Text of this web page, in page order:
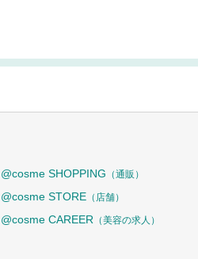
@cosme SHOPPING （通販）
@cosme STORE （店舗）
@cosme CAREER （美容の求人）